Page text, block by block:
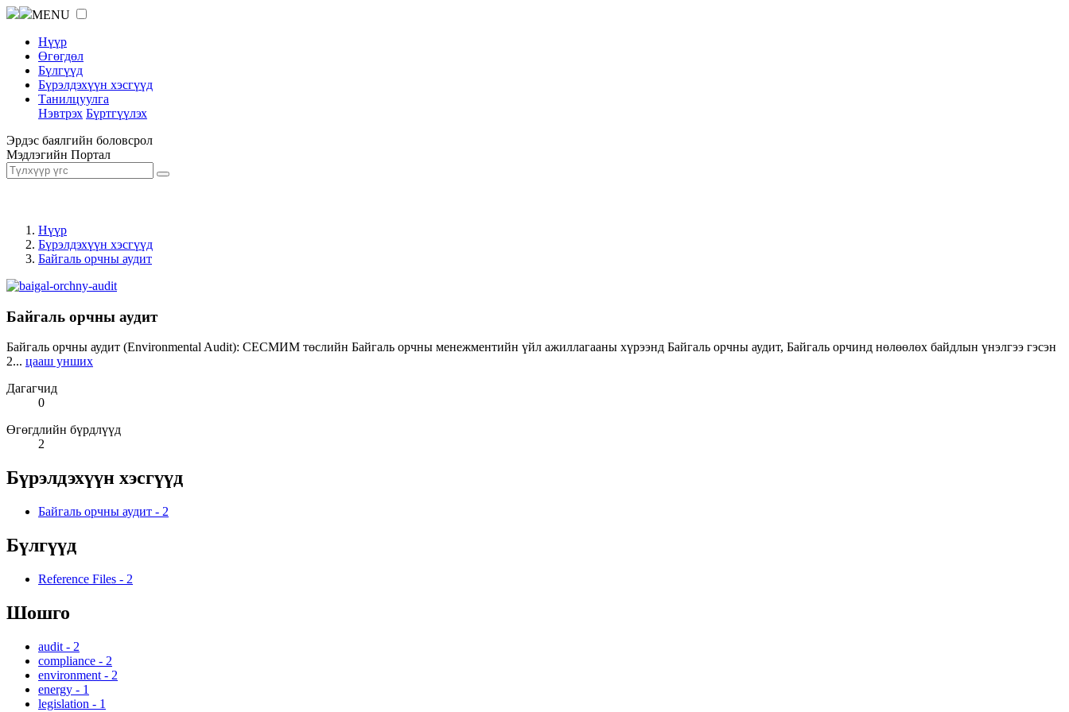
MENU
Нүүр
Өгөгдөл
Бүлгүүд
Бүрэлдэхүүн хэсгүүд
Танилцуулга
Нэвтрэх Бүртгүүлэх
Эрдэс баялгийн боловсрол
Мэдлэгийн Портал
Нүүр
Бүрэлдэхүүн хэсгүүд
Байгаль орчны аудит
Байгаль орчны аудит
Байгаль орчны аудит (Environmental Audit): СЕСМИМ төслийн Байгаль орчны менежментийн үйл ажиллагааны хүрээнд Байгаль орчны аудит, Байгаль орчинд нөлөөлөх байдлын үнэлгээ гэсэн
2... цааш унших
Дагагчид
0
Өгөгдлийн бүрдлүүд
2
Бүрэлдэхүүн хэсгүүд
Байгаль орчны аудит - 2
Бүлгүүд
Reference Files - 2
Шошго
audit - 2
compliance - 2
environment - 2
energy - 1
legislation - 1